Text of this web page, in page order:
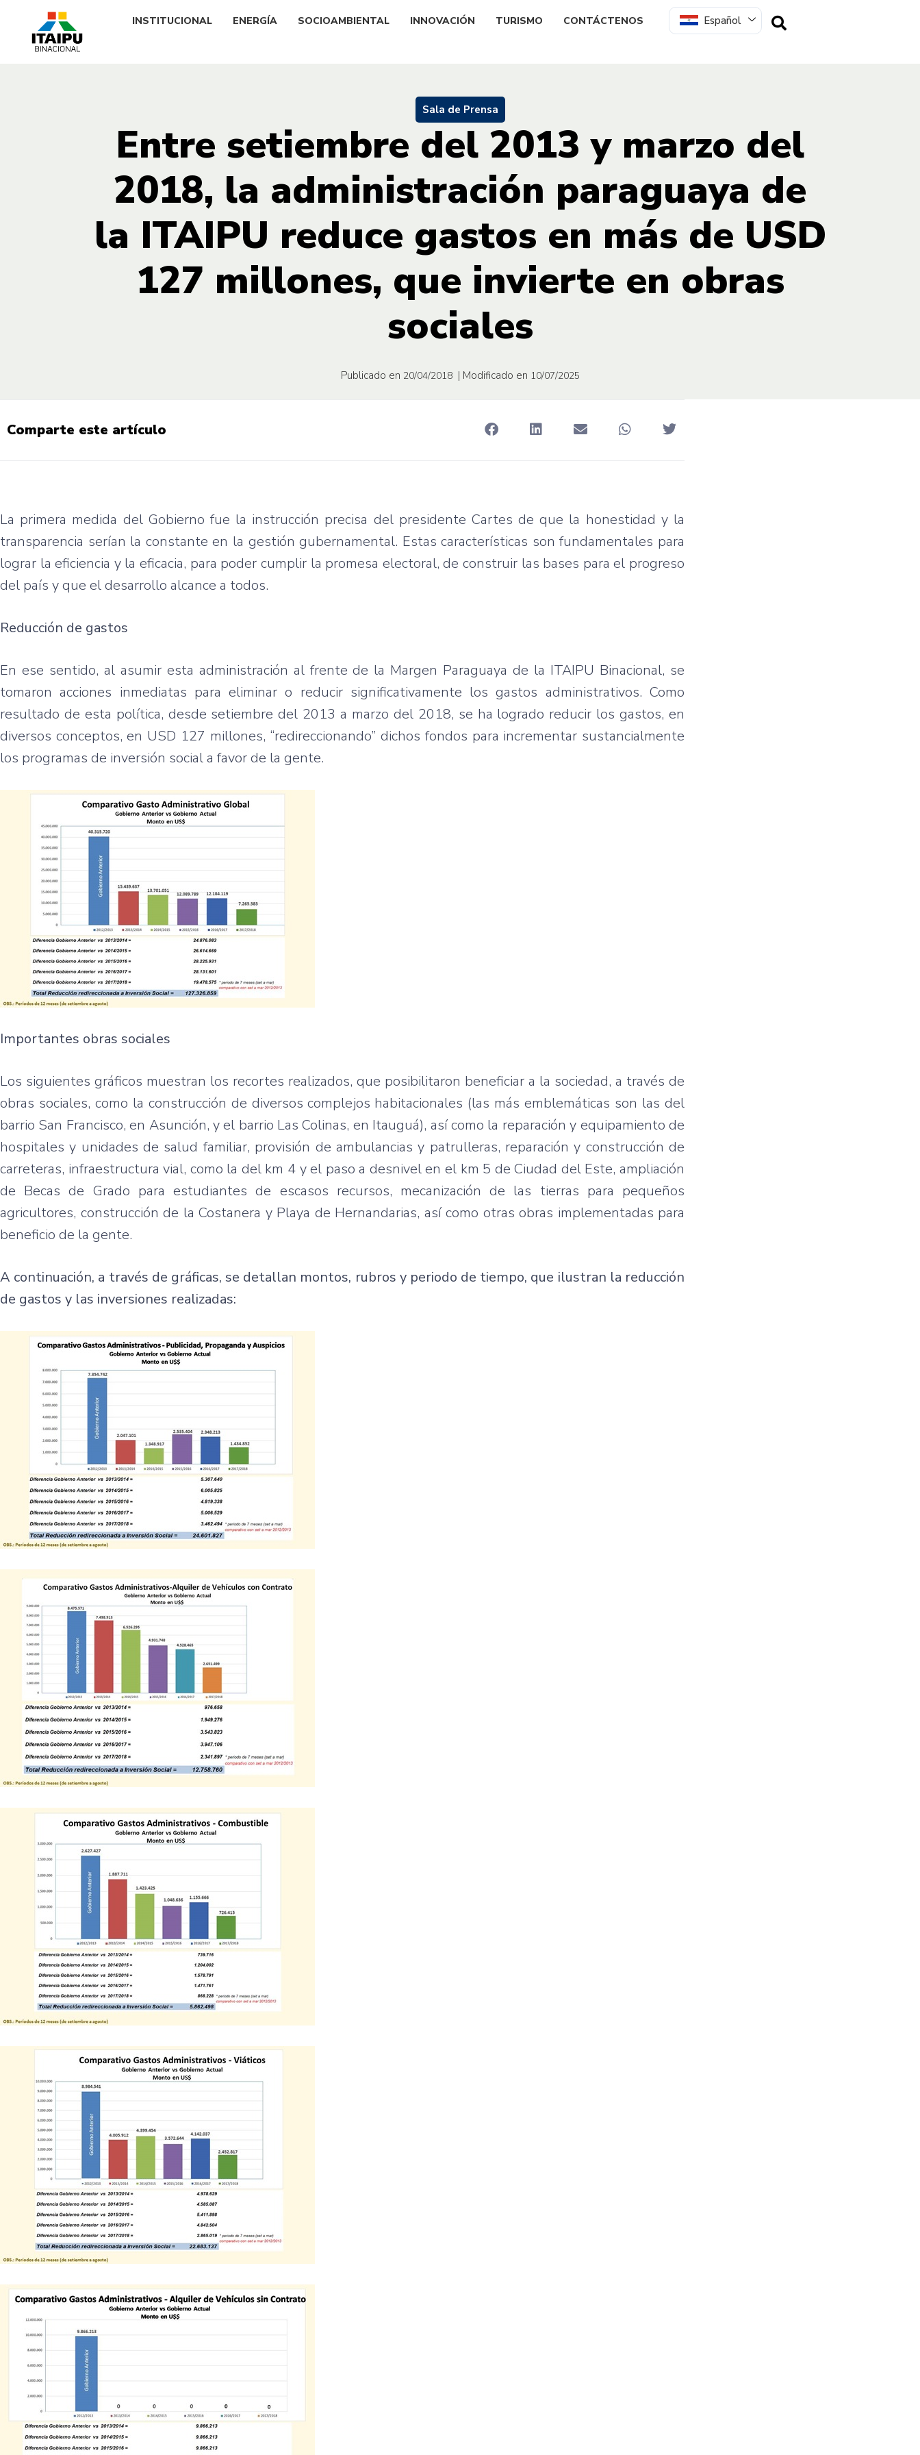
INSTITUCIONAL ENERGÍA SOCIOAMBIENTAL INNOVACIÓN TURISMO CONTÁCTENOS Español
Sala de Prensa
Entre setiembre del 2013 y marzo del
2018, la administración paraguaya de
la ITAIPU reduce gastos en más de USD
127 millones, que invierte en obras
sociales
Publicado en 20/04/2018 | Modificado en 10/07/2025
Comparte este artículo
La primera medida del Gobierno fue la instrucción precisa del presidente Cartes de que la honestidad y la
transparencia serían la constante en la gestión gubernamental. Estas características son fundamentales para
lograr la eficiencia y la eficacia, para poder cumplir la promesa electoral, de construir las bases para el progreso
del país y que el desarrollo alcance a todos.
Reducción de gastos
En ese sentido, al asumir esta administración al frente de la Margen Paraguaya de la ITAIPU Binacional, se
tomaron acciones inmediatas para eliminar o reducir significativamente los gastos administrativos. Como
resultado de esta política, desde setiembre del 2013 a marzo del 2018, se ha logrado reducir los gastos, en
diversos conceptos, en USD 127 millones, “redireccionando” dichos fondos para incrementar sustancialmente
los programas de inversión social a favor de la gente.
Importantes obras sociales
Los siguientes gráficos muestran los recortes realizados, que posibilitaron beneficiar a la sociedad, a través de
obras sociales, como la construcción de diversos complejos habitacionales (las más emblemáticas son las del
barrio San Francisco, en Asunción, y el barrio Las Colinas, en Itauguá), así como la reparación y equipamiento de
hospitales y unidades de salud familiar, provisión de ambulancias y patrulleras, reparación y construcción de
carreteras, infraestructura vial, como la del km 4 y el paso a desnivel en el km 5 de Ciudad del Este, ampliación
de Becas de Grado para estudiantes de escasos recursos, mecanización de las tierras para pequeños
agricultores, construcción de la Costanera y Playa de Hernandarias, así como otras obras implementadas para
beneficio de la gente.
A continuación, a través de gráficas, se detallan montos, rubros y periodo de tiempo, que ilustran la reducción
de gastos y las inversiones realizadas: